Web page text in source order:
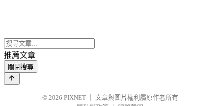
推薦文章
關閉搜尋
© 2026 PIXNET
文章與圖片權利屬原作者所有